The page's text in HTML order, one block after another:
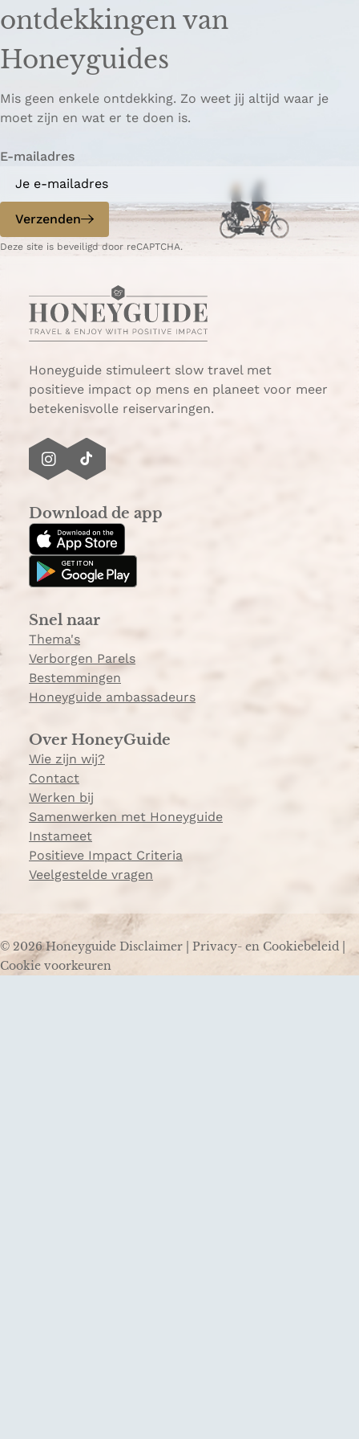
ontdekkingen van
Honeyguides
Mis geen enkele ontdekking. Zo weet jij altijd waar je
moet zijn en wat er te doen is.
E-mailadres
Verzenden
Deze site is beveiligd door reCAPTCHA.
Honeyguide stimuleert slow travel met
positieve impact op mens en planeet voor meer
betekenisvolle reiservaringen.
I
t
a
g
m
T
T
o
k
Download de app
Snel naar
Thema's
Verborgen Parels
Bestemmingen
Honeyguide ambassadeurs
Over HoneyGuide
Wie zijn wij?
Contact
Werken bij
Samenwerken met Honeyguide
Instameet
Positieve Impact Criteria
Veelgestelde vragen
© 2026 Honeyguide Disclaimer Privacy- en Cookiebeleid
Cookie voorkeuren